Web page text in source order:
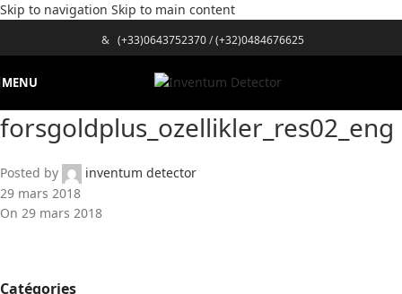
Skip to navigation Skip to main content
& (+33)0643752370/(+32)0484676625
MENU
forsgoldplus_ozellikler_res02_eng
Posted by
inventum detector
29 mars 2018
On 29 mars 2018
Catégories